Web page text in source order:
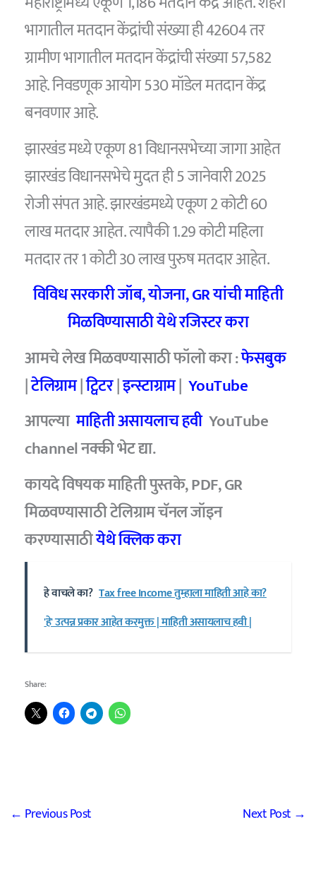
भागातील मतदान केंद्रांची संख्या ही 42604 तर
ग्रामीण भागातील मतदान केंद्रांची संख्या 57,582
आहे. निवडणूक आयोग 530 मॉडेल मतदान केंद्र
बनवणार आहे.
झारखंड मध्ये एकूण 81 विधानसभेच्या जागा आहेत
झारखंड विधानसभेचे मुदत ही 5 जानेवारी 2025
रोजी संपत आहे. झारखंडमध्ये एकूण 2 कोटी 60
लाख मतदार आहेत. त्यापैकी 1.29 कोटी महिला
मतदार तर 1 कोटी 30 लाख पुरुष मतदार आहेत.
विविध सरकारी जॉब, योजना, GR यांची माहिती
मिळविण्यासाठी येथे रजिस्टर करा
आमचे लेख मिळवण्यासाठी फॉलो करा :फेसबुक
|टेलिग्राम|ट्विटर|इन्स्टाग्राम| YouTube
आपल्यामाहिती असायलाच हवीYouTube
channel नक्की भेट द्या.
कायदे विषयक माहिती पुस्तके, PDF, GR
मिळवण्यासाठी टेलिग्राम चॅनल जॉइन
करण्यासाठीयेथे क्लिक करा
हे वाचले का? Tax free Income तुम्हाला माहिती आहे का?
'हे' उत्पन्न प्रकार आहेत करमुक्त | माहिती असायलाच हवी |
Share:
← Previous Post Next Post →